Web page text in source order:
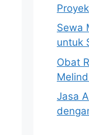
Sewa
untuk
Obat
Jasa